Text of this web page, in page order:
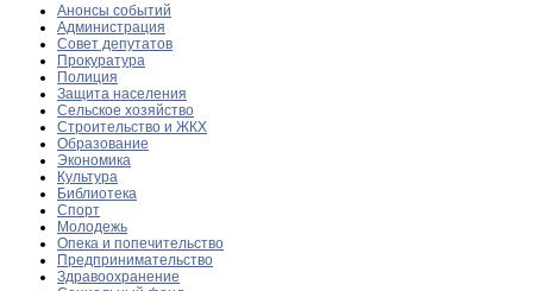
Анонсы событий
Администрация
Совет депутатов
Прокуратура
Полиция
Защита населения
Сельское хозяйство
Строительство и ЖКХ
Образование
Экономика
Культура
Библиотека
Спорт
Молодежь
Опека и попечительство
Предпринимательство
Здравоохранение